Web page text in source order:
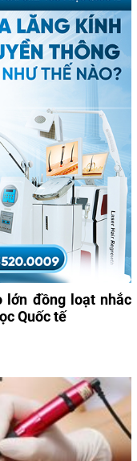
lớn đồng loạt nhắc
Quốc tế